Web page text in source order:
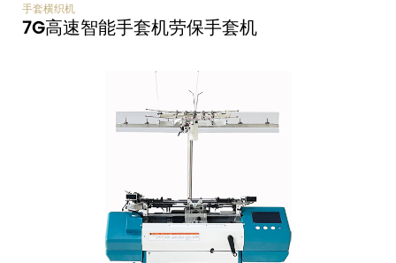
手套横织机
7G高速智能手套机劳保手套机